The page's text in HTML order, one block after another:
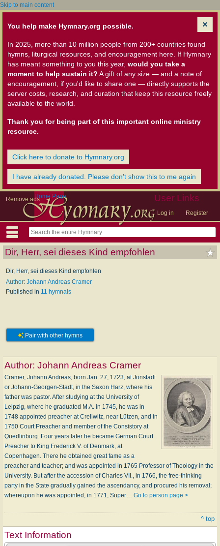
Skip to main content
You help make Hymnary.org possible.
In 2025, more than 10 million people from 200+ countries found
hymns, liturgical resources, and encouragement here. If Hymnary
has meant something to you this year, would you take a
moment to help sustain it? A gift of any size — and a note of
encouragement, if you'd like to share one — directly supports the
server costs, research, and curation that keep this resource freely
available to the world.
Thank you for being part of this important online ministry
resource.
Click here to donate to Hymnary.org
I have already donated. Please don't show this to me again
Remove ads User Links
Log in Register
Home Page
Dir, Herr, sei dieses Kind empfohlen
Dir, Herr, sei dieses Kind empfohlen
Author: Johann Andreas Cramer
Published in 11 hymnals
Pair with other hymns
Author: Johann Andreas Cramer
Cramer, Johann Andreas, born Jan. 27, 1723, at Jönstadt
or Johann-Georgen-Stadt, in the Saxon Harz, where his
father was pastor. After studying at the University of
Leipzig, where he graduated M.A. in 1745, he was in
1748 appointed preacher at Crellwitz, near Lützen, and in
1750 Court Preacher and member of the Consistory at
Quedlinburg. Four years later he became German Court
Preacher to King Frederick V. of Denmark, at
Copenhagen. There he obtained great fame as a
preacher and teacher; and was appointed in 1765 Professor of Theology in the
University. But after the accession of Charles VII., in 1766, the free-thinking
party in the State gradually gained the ascendancy, and procured his removal;
whereupon he was appointed, in 1771, Super… Go to person page >
^ top
Text Information